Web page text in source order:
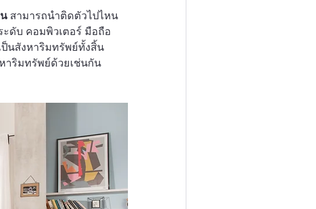
สามารถนำติดตัวไปไหน
ะดับ คอมพิวเตอร์ มือถือ
ป็นสังหาริมทรัพย์ทั้งสิ้น
าริมทรัพย์ด้วยเช่นกัน